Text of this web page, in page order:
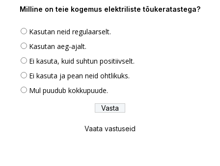
Milline on teie kogemus elektriliste tõukeratastega?
Kasutan neid regulaarselt.
Kasutan aeg-ajalt.
Ei kasuta, kuid suhtun positiivselt.
Ei kasuta ja pean neid ohtlikuks.
Mul puudub kokkupuude.
Vaata vastuseid